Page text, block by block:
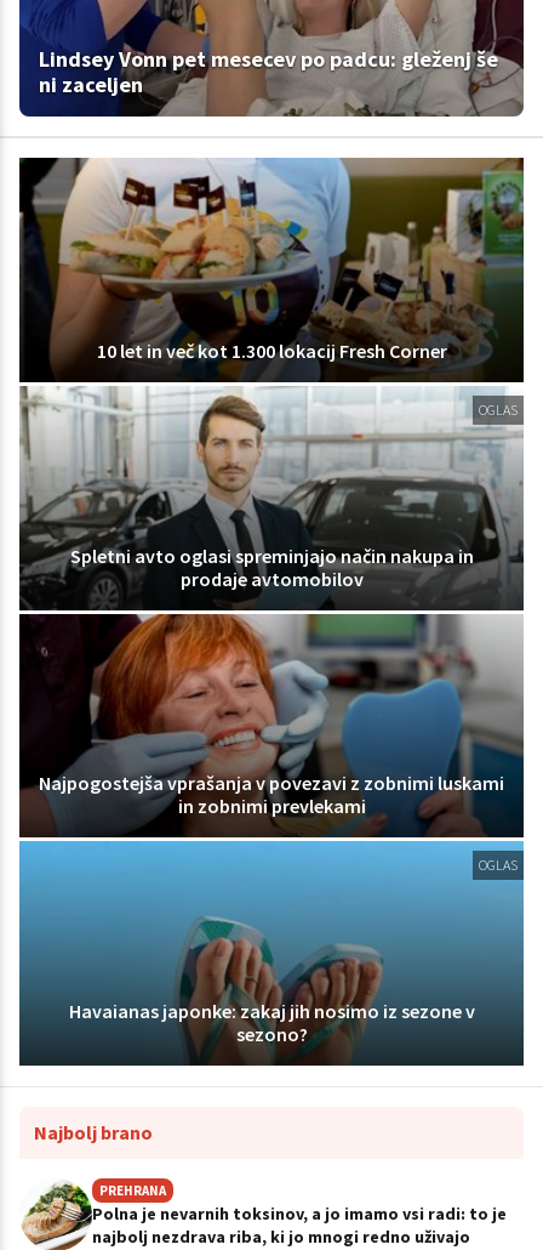
Lindsey Vonn pet mesecev po padcu: gleženj še
ni zaceljen
10 let in več kot 1.300 lokacij Fresh Corner
OGLAS
Spletni avto oglasi spreminjajo način nakupa in
prodaje avtomobilov
Najpogostejša vprašanja v povezavi z zobnimi luskami
in zobnimi prevlekami
OGLAS
Havaianas japonke: zakaj jih nosimo iz sezone v
sezono?
Najbolj brano
PREHRANA
Polna je nevarnih toksinov, a jo imamo vsi radi: to je
najbolj nezdrava riba, ki jo mnogi redno uživajo